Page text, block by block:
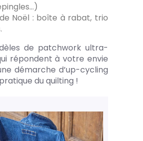
Noël : boîte à rabat, trio
de patchwork ultra-
répondent à votre envie
démarche d’up-cycling
du quilting !